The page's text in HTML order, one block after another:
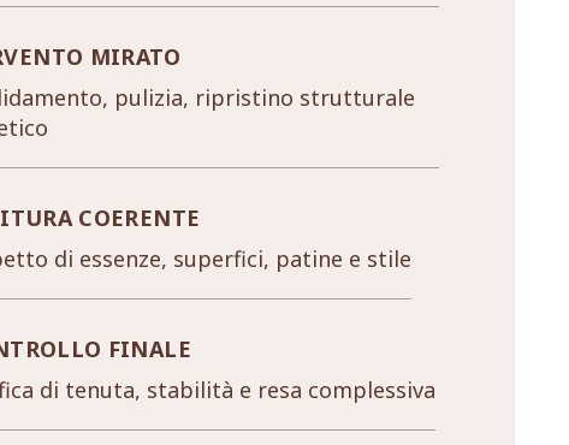
MIRATO
pulizia, ripristino strutturale
COERENTE
di essenze, superfici, patine e stile
FINALE
di tenuta, stabilità e resa complessiva